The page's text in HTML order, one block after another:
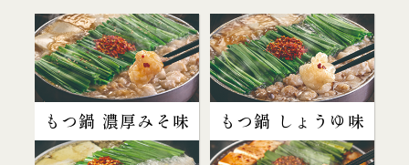
もつ鍋 濃厚みそ味 もつ鍋 しょうゆ味